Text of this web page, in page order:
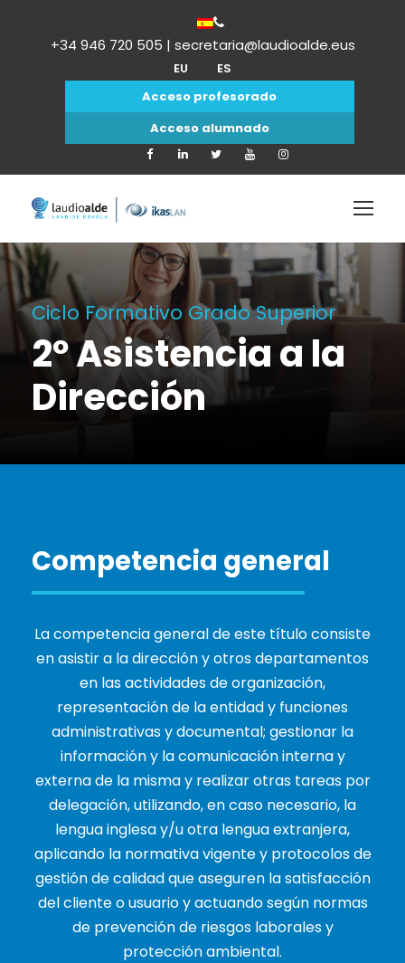
+34 946 720 505 | secretaria@laudioalde.eus
EU
ES
Acceso profesorado
Acceso alumnado
Ciclo Formativo Grado Superior
2º Asistencia a la
Dirección
Competencia general
La competencia general de este título consiste
en asistir a la dirección y otros departamentos
en las actividades de organización,
representación de la entidad y funciones
administrativas y documental; gestionar la
información y la comunicación interna y
externa de la misma y realizar otras tareas por
delegación, utilizando, en caso necesario, la
lengua inglesa y/u otra lengua extranjera,
aplicando la normativa vigente y protocolos de
gestión de calidad que aseguren la satisfacción
del cliente o usuario y actuando según normas
de prevención de riesgos laborales y
protección ambiental.